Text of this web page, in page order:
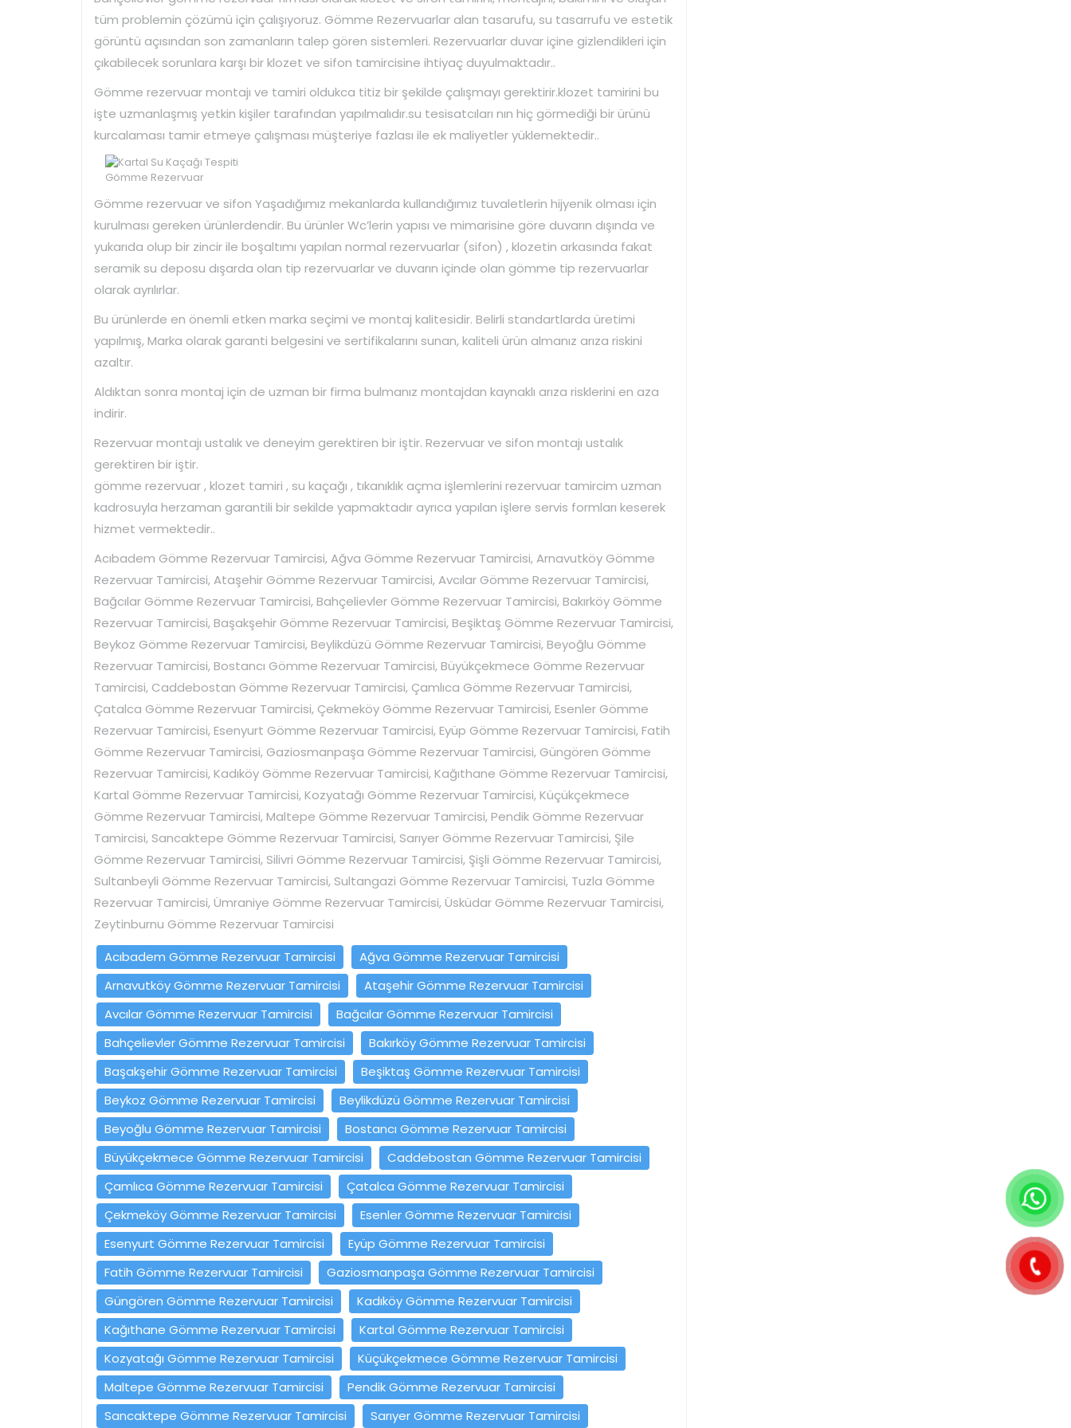
tüm problemin çözümü için çalışıyoruz. Gömme Rezervuarlar alan tasarufu, su tasarrufu ve estetik
görüntü açısından son zamanların talep gören sistemleri. Rezervuarlar duvar içine gizlendikleri için
çıkabilecek sorunlara karşı bir klozet ve sifon tamircisine ihtiyaç duyulmaktadır..
Gömme rezervuar montajı ve tamiri oldukca titiz bir şekilde çalışmayı gerektirir.klozet tamirini bu
işte uzmanlaşmış yetkin kişiler tarafından yapılmalıdır.su tesisatcıları nın hiç görmediği bir ürünü
kurcalaması tamir etmeye çalışması müşteriye fazlası ile ek maliyetler yüklemektedir..
Gömme Rezervuar
Gömme rezervuar ve sifon Yaşadığımız mekanlarda kullandığımız tuvaletlerin hijyenik olması için
kurulması gereken ürünlerdendir. Bu ürünler Wc’lerin yapısı ve mimarisine göre duvarın dışında ve
yukarıda olup bir zincir ile boşaltımı yapılan normal rezervuarlar (sifon) , klozetin arkasında fakat
seramik su deposu dışarda olan tip rezervuarlar ve duvarın içinde olan gömme tip rezervuarlar
olarak ayrılırlar.
Bu ürünlerde en önemli etken marka seçimi ve montaj kalitesidir. Belirli standartlarda üretimi
yapılmış, Marka olarak garanti belgesini ve sertifikalarını sunan, kaliteli ürün almanız arıza riskini
azaltır.
Aldıktan sonra montaj için de uzman bir firma bulmanız montajdan kaynaklı arıza risklerini en aza
indirir.
Rezervuar montajı ustalık ve deneyim gerektiren bir iştir. Rezervuar ve sifon montajı ustalık
gerektiren bir iştir.
gömme rezervuar , klozet tamiri , su kaçağı , tıkanıklık açma işlemlerini rezervuar tamircim uzman
kadrosuyla herzaman garantili bir sekilde yapmaktadır ayrıca yapılan işlere servis formları keserek
hizmet vermektedir..
Acıbadem Gömme Rezervuar Tamircisi, Ağva Gömme Rezervuar Tamircisi, Arnavutköy Gömme
Rezervuar Tamircisi, Ataşehir Gömme Rezervuar Tamircisi, Avcılar Gömme Rezervuar Tamircisi,
Bağcılar Gömme Rezervuar Tamircisi, Bahçelievler Gömme Rezervuar Tamircisi, Bakırköy Gömme
Rezervuar Tamircisi, Başakşehir Gömme Rezervuar Tamircisi, Beşiktaş Gömme Rezervuar Tamircisi,
Beykoz Gömme Rezervuar Tamircisi, Beylikdüzü Gömme Rezervuar Tamircisi, Beyoğlu Gömme
Rezervuar Tamircisi, Bostancı Gömme Rezervuar Tamircisi, Büyükçekmece Gömme Rezervuar
Tamircisi, Caddebostan Gömme Rezervuar Tamircisi, Çamlıca Gömme Rezervuar Tamircisi,
Çatalca Gömme Rezervuar Tamircisi, Çekmeköy Gömme Rezervuar Tamircisi, Esenler Gömme
Rezervuar Tamircisi, Esenyurt Gömme Rezervuar Tamircisi, Eyüp Gömme Rezervuar Tamircisi, Fatih
Gömme Rezervuar Tamircisi, Gaziosmanpaşa Gömme Rezervuar Tamircisi, Güngören Gömme
Rezervuar Tamircisi, Kadıköy Gömme Rezervuar Tamircisi, Kağıthane Gömme Rezervuar Tamircisi,
Kartal Gömme Rezervuar Tamircisi, Kozyatağı Gömme Rezervuar Tamircisi, Küçükçekmece
Gömme Rezervuar Tamircisi, Maltepe Gömme Rezervuar Tamircisi, Pendik Gömme Rezervuar
Tamircisi, Sancaktepe Gömme Rezervuar Tamircisi, Sarıyer Gömme Rezervuar Tamircisi, Şile
Gömme Rezervuar Tamircisi, Silivri Gömme Rezervuar Tamircisi, Şişli Gömme Rezervuar Tamircisi,
Sultanbeyli Gömme Rezervuar Tamircisi, Sultangazi Gömme Rezervuar Tamircisi, Tuzla Gömme
Rezervuar Tamircisi, Ümraniye Gömme Rezervuar Tamircisi, Üsküdar Gömme Rezervuar Tamircisi,
Zeytinburnu Gömme Rezervuar Tamircisi
Acıbadem Gömme Rezervuar Tamircisi
Ağva Gömme Rezervuar Tamircisi
Arnavutköy Gömme Rezervuar Tamircisi
Ataşehir Gömme Rezervuar Tamircisi
Avcılar Gömme Rezervuar Tamircisi
Bağcılar Gömme Rezervuar Tamircisi
Bahçelievler Gömme Rezervuar Tamircisi
Bakırköy Gömme Rezervuar Tamircisi
Başakşehir Gömme Rezervuar Tamircisi
Beşiktaş Gömme Rezervuar Tamircisi
Beykoz Gömme Rezervuar Tamircisi
Beylikdüzü Gömme Rezervuar Tamircisi
Beyoğlu Gömme Rezervuar Tamircisi
Bostancı Gömme Rezervuar Tamircisi
Büyükçekmece Gömme Rezervuar Tamircisi
Caddebostan Gömme Rezervuar Tamircisi
Çamlıca Gömme Rezervuar Tamircisi
Çatalca Gömme Rezervuar Tamircisi
Çekmeköy Gömme Rezervuar Tamircisi
Esenler Gömme Rezervuar Tamircisi
Esenyurt Gömme Rezervuar Tamircisi
Eyüp Gömme Rezervuar Tamircisi
Fatih Gömme Rezervuar Tamircisi
Gaziosmanpaşa Gömme Rezervuar Tamircisi
Güngören Gömme Rezervuar Tamircisi
Kadıköy Gömme Rezervuar Tamircisi
Kağıthane Gömme Rezervuar Tamircisi
Kartal Gömme Rezervuar Tamircisi
Kozyatağı Gömme Rezervuar Tamircisi
Küçükçekmece Gömme Rezervuar Tamircisi
Maltepe Gömme Rezervuar Tamircisi
Pendik Gömme Rezervuar Tamircisi
Sancaktepe Gömme Rezervuar Tamircisi
Sarıyer Gömme Rezervuar Tamircisi